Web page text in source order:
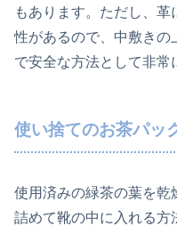
もあります。ただし、
性があるので、中敷きの
で安全な方法として非常
使い捨てのお茶パッ
使用済みの緑茶の葉を乾
詰めて靴の中に入れる方